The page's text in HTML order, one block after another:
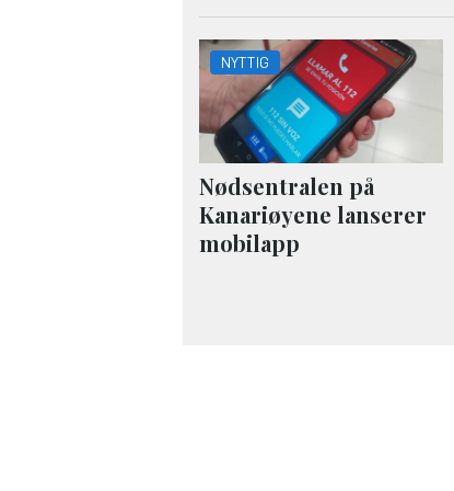
NYTTIG
Nødsentralen på
Kanariøyene lanserer
mobilapp